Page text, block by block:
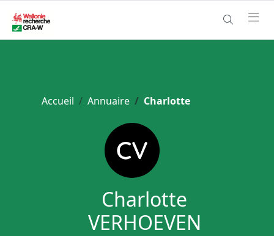
Accueil Annuaire Charlotte
Charlotte
VERHOEVEN